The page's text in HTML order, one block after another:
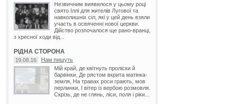
Незвичним виявилося у цьому році
свято Іллі для жителів Лугової та
навколишніх сіл, які у цей день взяли
участь в освяченні нової церкви.
Дійство розпочалося ще рано-вранці,
з хресної ходи від...
РІДНА СТОРОНА
19.08.16
Нам пишуть
Мій край, де квітнуть проліски й
барвінки, Де рястом вкрита матінка-
земля, На травах роси грають, мов
перлинки, І вітер із вербою розмовля.
Скрізь, де не глянь, ліси, поля і ріки...